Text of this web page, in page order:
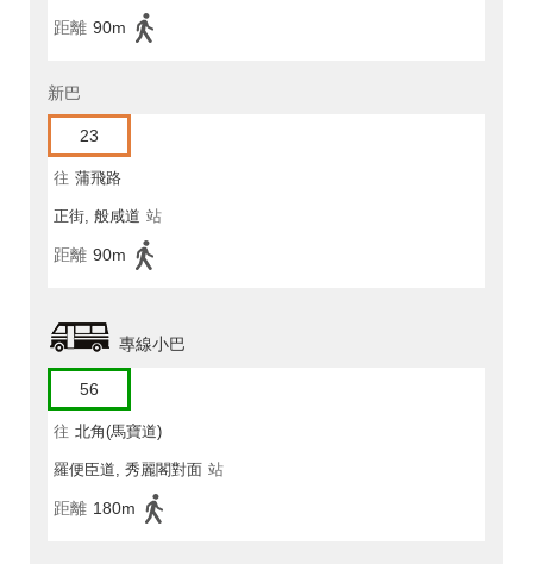
距離 90m
新巴
23
往 蒲飛路
正街, 般咸道 站
距離 90m
專線小巴
56
往 北角(馬寶道)
羅便臣道, 秀麗閣對面 站
距離 180m